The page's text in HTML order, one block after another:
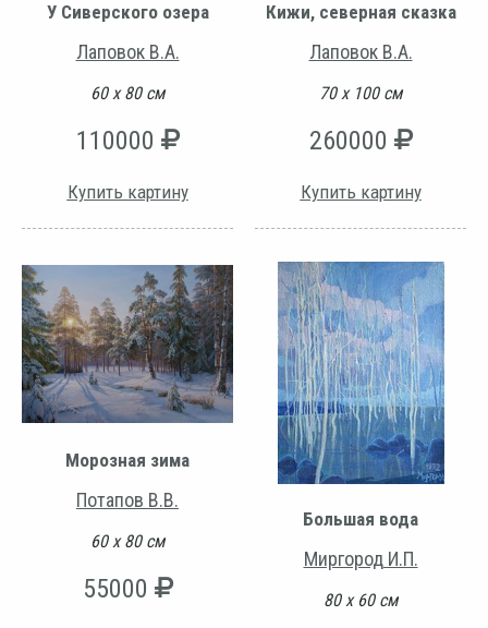
У Сиверского озера
Лаповок В.А.
60 х 80 см
110000
Купить картину
Кижи, северная сказка
Лаповок В.А.
70 х 100 см
260000
Купить картину
Морозная зима
Потапов В.В.
60 х 80 см
55000
Большая вода
Миргород И.П.
80 х 60 см